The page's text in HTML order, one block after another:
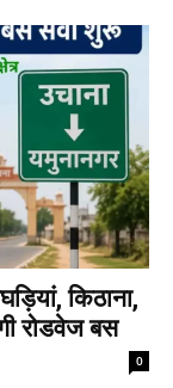
किठाना,
रोडवेज बस
0